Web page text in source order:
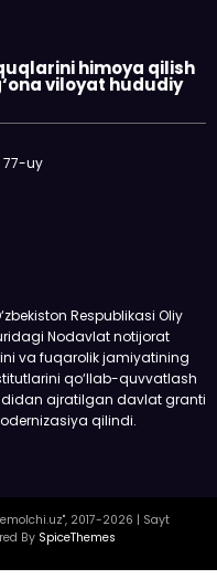
himoya qilish
viloyat hududiy
77-uy
Respublikasi Oliy
Nodavlat notijorat
va fuqarolik jamiyatining
qo‘llab-quvvatlash
ajratilgan davlat granti
qilindi.
2017-2026 | Sayt
By SpiceThemes